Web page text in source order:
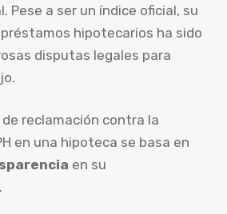
Pese a ser un índice oficial, su
hipotecarios ha sido
disputas legales para
reclamación contra la
en una hipoteca se basa en
en su